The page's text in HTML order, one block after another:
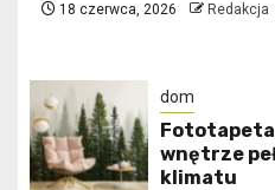
18 czerwca, 2026 Redakcja
dom
​Fototapeta
wnętrze
klimatu